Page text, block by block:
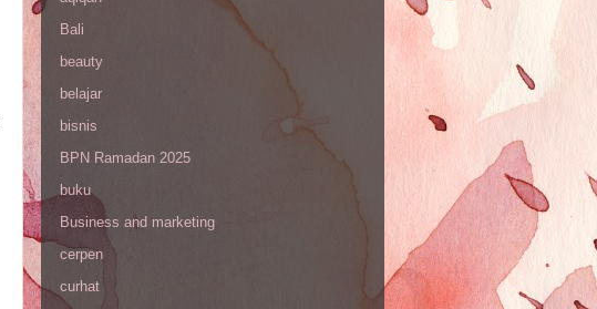
Bali
beauty
belajar
bisnis
BPN Ramadan 2025
buku
Business and marketing
cerpen
curhat